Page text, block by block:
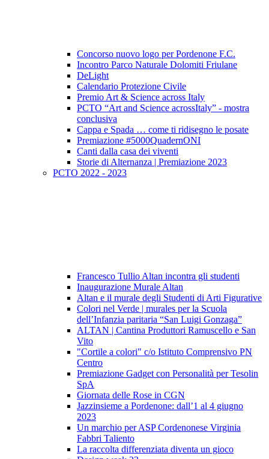
Concorso nuovo logo per Pordenone F.C.
Incontro Parco Naturale Dolomiti Friulane
DeLight
Calendario Protezione Civile
Premio Art & Science across Italy
PCTO “Art and Science acrossItaly” - mostra
conclusiva
Cappa e Spada … come ti ridisegno le posate
Premiazione #5000QuadernONI
Canti dalla casa dei viventi
Storie di Alternanza | Premiazione 2023
PCTO 2022 - 2023
Francesco Tullio Altan incontra gli studenti
Inaugurazione Murale Altan
Altan e il murale degli Studenti di Arti Figurative
Colori nel Verde | murales per la Scuola
dell’Infanzia paritaria “San Luigi Gonzaga”
ALTAN | Cantina Produttori Ramuscello e San
Vito
"Cortile a colori" c/o Istituto Comprensivo PN
Centro
Premiazione Gadget con Personalità per Tesolin
SpA
Giornata delle Rose in CGN
Jazzinsieme a Pordenone: dall’1 al 4 giugno
2023
Un marchio per ASP Cordenonese Virginia
Fabbri Taliento
La raccolta differenziata diventa un gioco